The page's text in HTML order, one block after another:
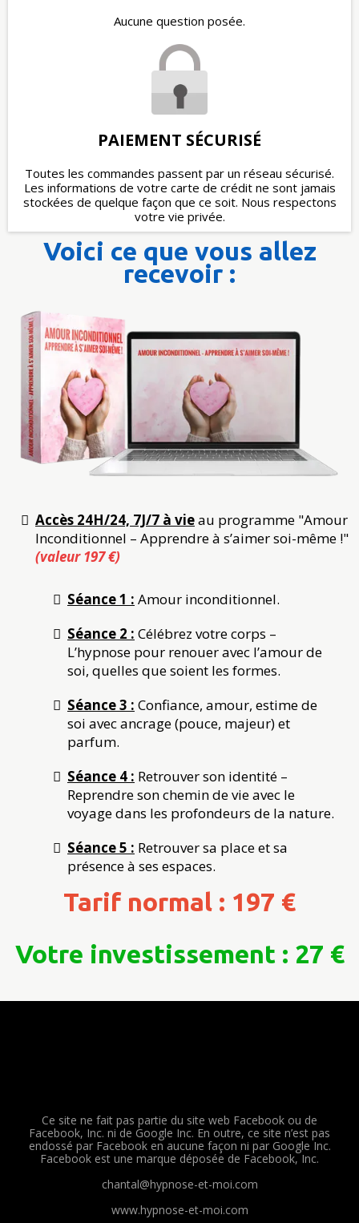
Aucune question posée.
PAIEMENT SÉCURISÉ
Toutes les commandes passent par un réseau sécurisé.
Les informations de votre carte de crédit ne sont jamais
stockées de quelque façon que ce soit. Nous respectons
votre vie privée.
Voici ce que vous allez
recevoir :
Accès 24H/24, 7J/7 à vieau programme "Amour
Inconditionnel – Apprendre à s’aimer soi-même !"
(valeur 197 €)
Séance 1 : Amour inconditionnel.
Séance 2 : Célébrez votre corps –
L’hypnose pour renouer avec l’amour de
soi, quelles que soient les formes.
Séance 3 : Confiance, amour, estime de
soi avec ancrage (pouce, majeur) et
parfum.
Séance 4 : Retrouver son identité –
Reprendre son chemin de vie avec le
voyage dans les profondeurs de la nature.
Séance 5 : Retrouver sa place et sa
présence à ses espaces.
Tarif normal : 197 €
Votre investissement : 27 €
Ce site ne fait pas partie du site web Facebook ou de
Facebook, Inc. ni de Google Inc. En outre, ce site n’est pas
endossé par Facebook en aucune façon ni par Google Inc.
Facebook est une marque déposée de Facebook, Inc.
chantal@hypnose-et-moi.com
www.hypnose-et-moi.com